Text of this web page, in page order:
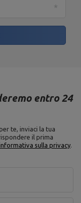
entro 24
te, inviaci la tua
il prima
sulla privacy.